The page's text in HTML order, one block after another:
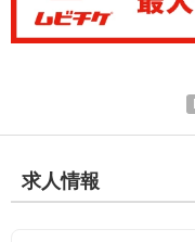
求人情報